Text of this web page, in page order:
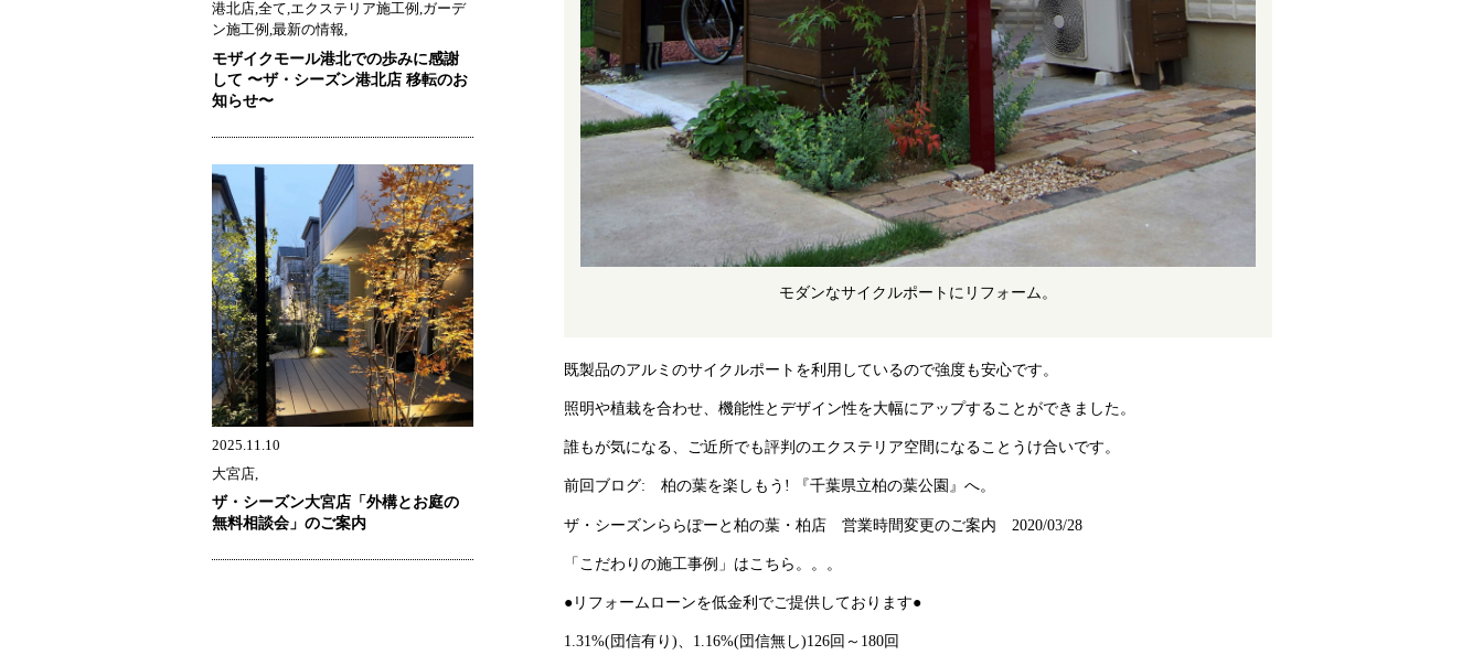
モダンなサイクルポートにリフォーム。
既製品のアルミのサイクルポートを利用しているので強度も安心です。
照明や植栽を合わせ、機能性とデザイン性を大幅にアップすることができました。
誰もが気になる、ご近所でも評判のエクステリア空間になることうけ合いです。
前回ブログ: 柏の葉を楽しもう! 『千葉県立柏の葉公園』へ。
ザ・シーズンららぽーと柏の葉・柏店 営業時間変更のご案内 2020/03/28
「こだわりの施工事例」はこちら。。。
●リフォームローンを低金利でご提供しております●
1.31%(団信有り)、1.16%(団信無し)126回～180回
港北店,全て,エクステリア施工例,ガーデ
ン施工例,最新の情報,
モザイクモール港北での歩みに感謝
して 〜ザ・シーズン港北店 移転のお
知らせ〜
2025.11.10
大宮店,
ザ・シーズン大宮店「外構とお庭の
無料相談会」のご案内